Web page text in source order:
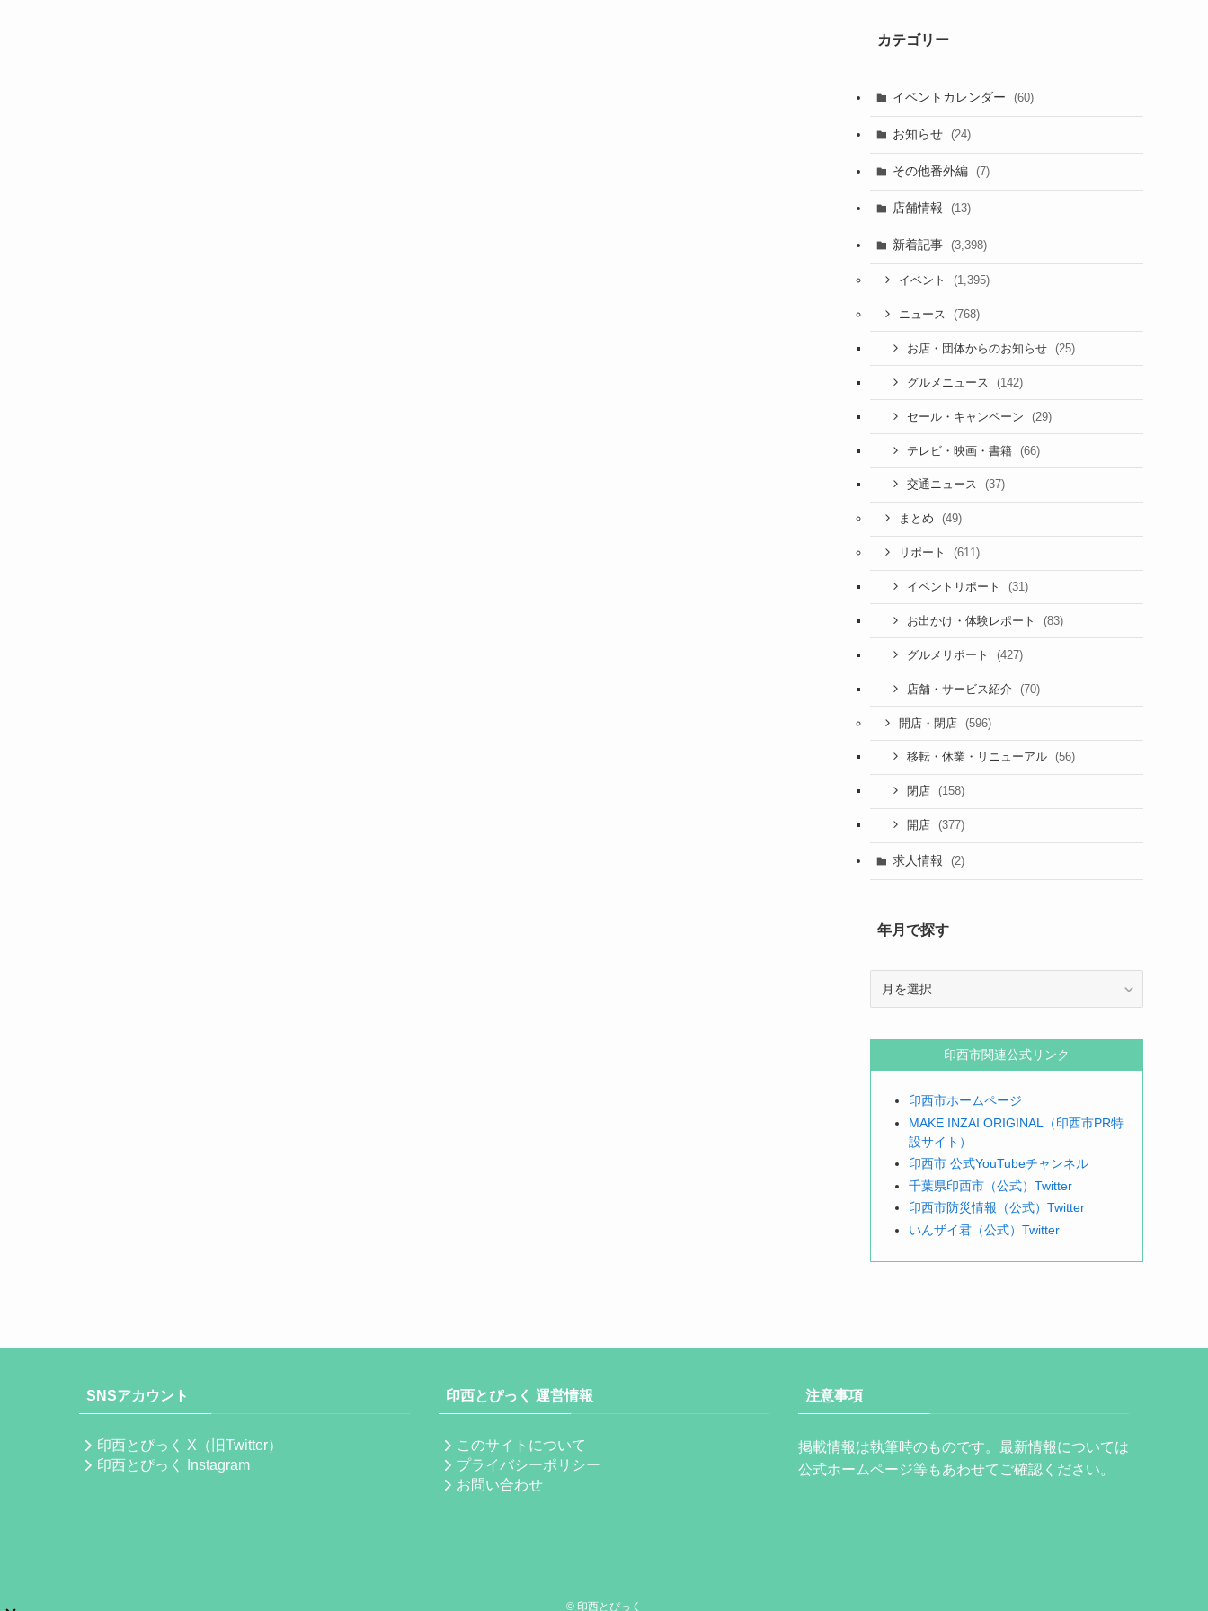
カテゴリー
イベントカレンダー (60)
お知らせ (24)
その他番外編 (7)
店舗情報 (13)
新着記事 (3,398)
イベント (1,395)
ニュース (768)
お店・団体からのお知らせ (25)
グルメニュース (142)
セール・キャンペーン (29)
テレビ・映画・書籍 (66)
交通ニュース (37)
まとめ (49)
リポート (611)
イベントリポート (31)
お出かけ・体験レポート (83)
グルメリポート (427)
店舗・サービス紹介 (70)
開店・閉店 (596)
移転・休業・リニューアル (56)
閉店 (158)
開店 (377)
求人情報 (2)
年月で探す
探
印西市関連公式リンク
印西市ホームページ
MAKE INZAI ORIGINAL（印西市PR特
設サイト）
印西市 公式YouTubeチャンネル
千葉県印西市（公式）Twitter
印西市防災情報（公式）Twitter
いんザイ君（公式）Twitter
SNSアカウント
印西とぴっく X（旧Twitter）
印西とぴっく Instagram
印西とぴっく 運営情報
このサイトについて
プライバシーポリシー
お問い合わせ
注意事項
掲載情報は執筆時のものです。最新情報については
公式ホームページ等もあわせてご確認ください。
© 印西とぴっく